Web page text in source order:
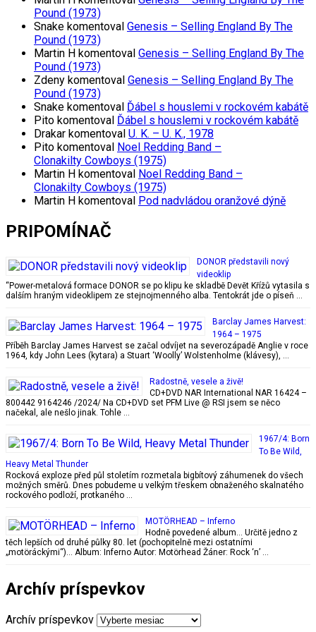
Pound (1973)
Snake komentoval Genesis – Selling England By The
Pound (1973)
Martin H komentoval Genesis – Selling England By The
Pound (1973)
Zdeny komentoval Genesis – Selling England By The
Pound (1973)
Snake komentoval Ďábel s houslemi v rockovém kabátě
Pito komentoval Ďábel s houslemi v rockovém kabátě
Drakar komentoval U. K. – U. K., 1978
Pito komentoval Noel Redding Band –
Clonakilty Cowboys (1975)
Martin H komentoval Noel Redding Band –
Clonakilty Cowboys (1975)
Martin H komentoval Pod nadvládou oranžové dýně
PRIPOMÍNAČ
DONOR představili nový
videoklip
“Power-metalová formace DONOR se po klipu ke skladbě Devět Křížů vytasila s
dalším hraným videoklipem ze stejnojmenného alba. Tentokrát jde o píseň …
Barclay James Harvest:
1964 – 1975
Příběh Barclay James Harvest se začal odvíjet na severozápadě Anglie v roce
1964, kdy John Lees (kytara) a Stuart ‘Woolly’ Wolstenholme (klávesy), …
Radostně, vesele a živě!
CD+DVD NAR International NAR 16424 –
800442 9164246 /2024/ Na CD+DVD set PFM Live @ RSI jsem se něco
načekal, ale nešlo jinak. Tohle …
1967/4: Born
To Be Wild,
Heavy Metal Thunder
Rocková exploze před půl stoletím rozmetala bigbítový záhumenek do všech
možných směrů. Dnes pobudeme u velkým třeskem obnaženého skalnatého
rockového podloží, protkaného …
MOTÖRHEAD – Inferno
Hodně povedené album… Určitě jedno z
těch lepších od druhé půlky 80. let (pochopitelně mezi ostatními
„motöráckými“)… Album: Inferno Autor: Motörhead Žáner: Rock ‘n’ …
Archív príspevkov
Archív príspevkov